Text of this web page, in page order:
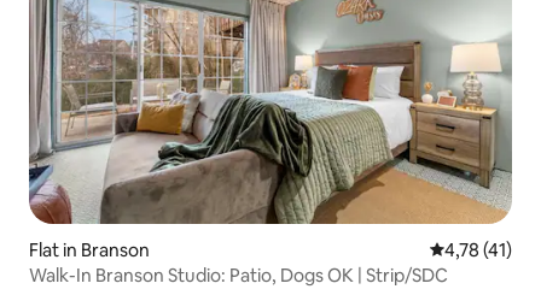
Flat in Branson Gemiddelde
4,78 (41)
Walk-In Branson Studio: Patio, Dogs OK | Strip/SDC